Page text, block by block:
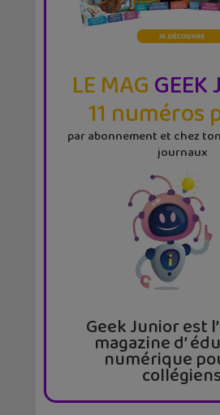
LE MAGGEEK
11 numéros
par abonnement et chez
journaux
Geek Junior est
magazine d’
numérique